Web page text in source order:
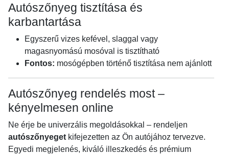
Autószőnyeg tisztítása és
karbantartása
Egyszerű vizes kefével, slaggal vagy
magasnyomású mosóval is tisztítható
Fontos: mosógépben történő tisztítása nem ajánlott
Autószőnyeg rendelés most –
kényelmesen online
Ne érje be univerzális megoldásokkal – rendeljen
autószőnyeget kifejezetten az Ön autójához tervezve.
Egyedi megjelenés, kiváló illeszkedés és prémium